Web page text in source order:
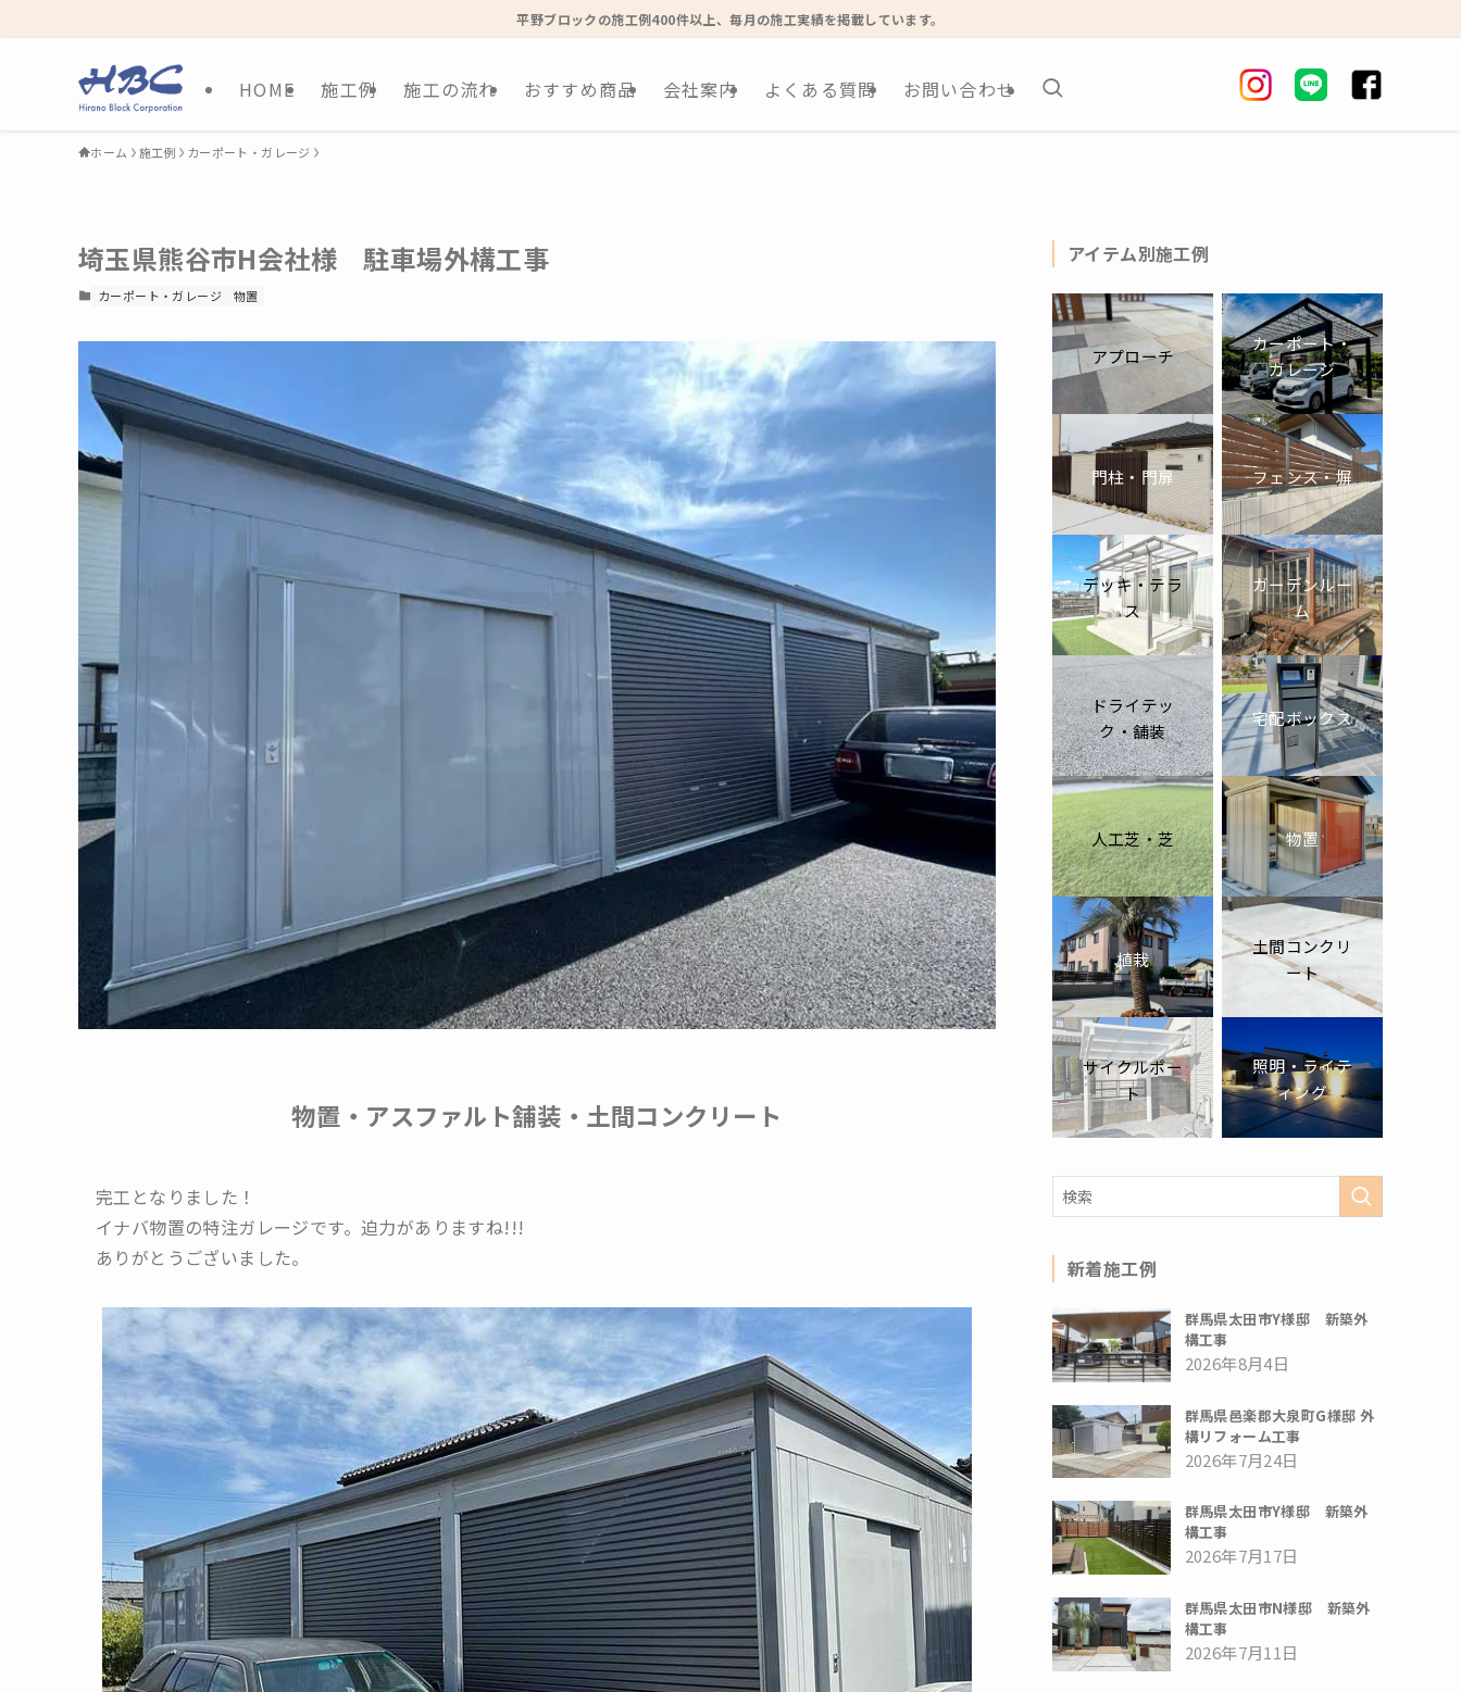
平野ブロックの施工例400件以上、毎月の施工実績を掲載しています。
HOME 施工例 施工の流れ おすすめ商品 会社案内 よくある質問 お問い合わせ
ホーム 施工例 カーポート・ガレージ
埼玉県熊谷市H会社様 駐車場外構工事
カーポート・ガレージ 物置
物置・アスファルト舗装・土間コンクリート
完工となりました！
イナバ物置の特注ガレージです。迫力がありますね!!!
ありがとうございました。
アイテム別施工例
アプローチ
カーポート・
ガレージ
門柱・門扉 フェンス・塀
デッキ・テラ
ス
ガーデンルー
ム
ドライテッ
ク・舗装
宅配ボックス
人工芝・芝 物置
植栽
土間コンクリ
ート
サイクルポー
ト
照明・ライテ
ィング
新着施工例
群馬県太田市Y様邸 新築外
構工事
2026年8月4日
群馬県邑楽郡大泉町G様邸 外
構リフォーム工事
2026年7月24日
群馬県太田市Y様邸 新築外
構工事
2026年7月17日
群馬県太田市N様邸 新築外
構工事
2026年7月11日